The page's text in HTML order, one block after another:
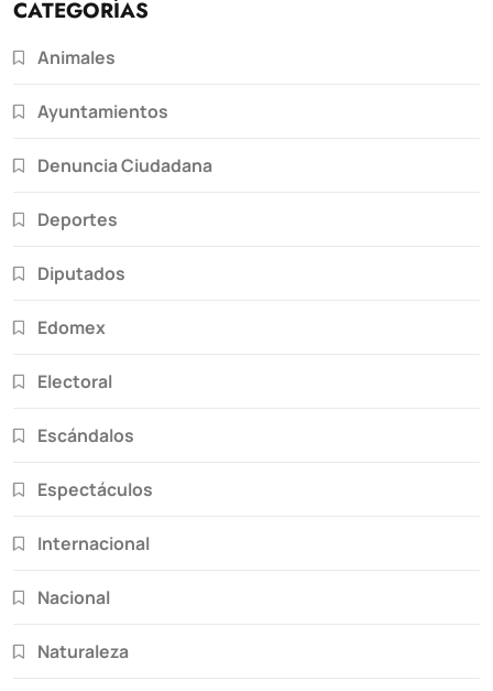
CATEGORÍAS
Animales
Ayuntamientos
Denuncia Ciudadana
Deportes
Diputados
Edomex
Electoral
Escándalos
Espectáculos
Internacional
Nacional
Naturaleza